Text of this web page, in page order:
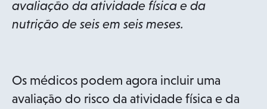
avaliação da atividade física e da
nutrição de seis em seis meses.
Os médicos podem agora incluir uma
avaliação do risco da atividade física e da